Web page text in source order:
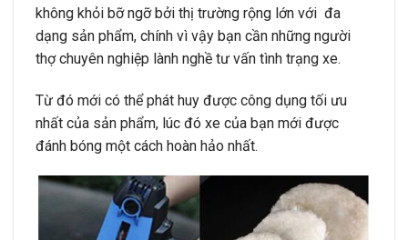
không khỏi bỡ ngỡ bởi thị trường rộng lớn với đa
dạng sản phẩm, chính vì vậy bạn cần những người
thợ chuyên nghiệp lành nghề tư vấn tình trạng xe.
Từ đó mới có thể phát huy được công dụng tối ưu
nhất của sản phẩm, lúc đó xe của bạn mới được
đánh bóng một cách hoàn hảo nhất.